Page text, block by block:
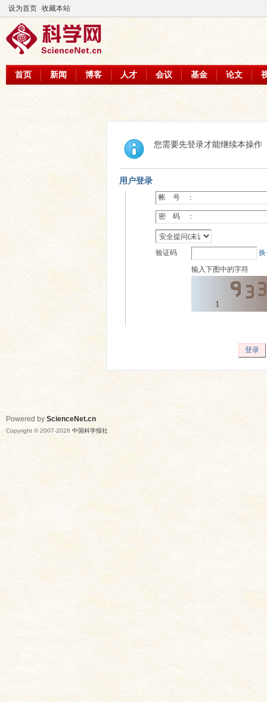
设为首页 收藏本站
首页 新闻 博客 人才 会议 基金 论文
您需要先登录才能继续本操作
用户登录
帐 号 ：
密 码 ：
验证码
输入下图中的字符
登录
Powered by ScienceNet.cn
Copyright © 2007-2026 中国科学报社